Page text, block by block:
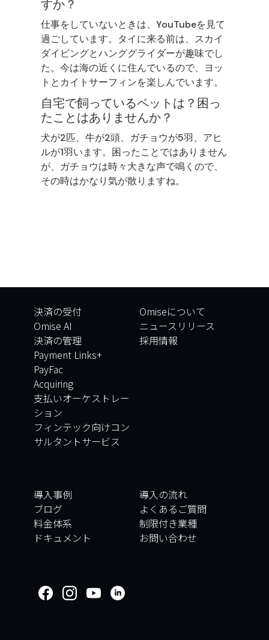
すか？
仕事をしていないときは、YouTubeを見て
過ごしています。タイに来る前は、スカイ
ダイビングとハンググライダーが趣味でし
た。今は海の近くに住んでいるので、ヨッ
トとカイトサーフィンを楽しんでいます。
自宅で飼っているペットは？困っ
たことはありませんか？
犬が2匹、牛が2頭、ガチョウが5羽、アヒ
ルが1羽います。困ったことではありません
が、ガチョウは時々大きな声で鳴くので、
その時はかなり気が散りますね。
決済の受付
Omise AI
決済の管理
Payment Links+
PayFac
Acquiring
支払いオーケストレー
ション
フィンテック向けコン
サルタントサービス
Omiseについて
ニュースリリース
採用情報
導入事例
ブログ
料金体系
ドキュメント
導入の流れ
よくあるご質問
制限付き業種
お問い合わせ